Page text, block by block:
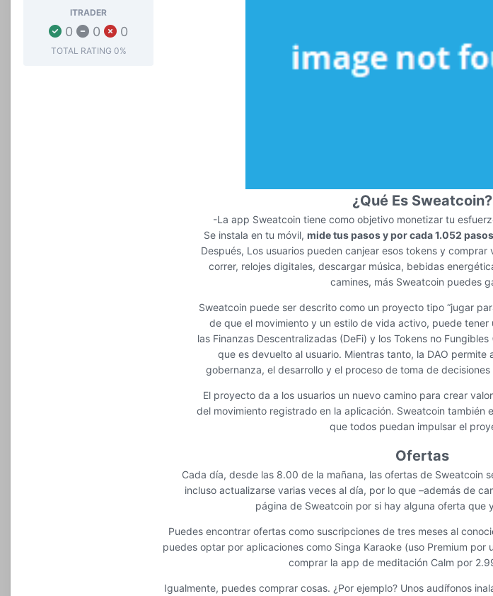
ITRADER
0 0 0
TOTAL RATING 0%
¿Qué Es Sweatcoin?
-La app Sweatcoin tiene como objetivo monetizar tu
Se instala en tu móvil, mide tus pasos y por cada 1.052
Después, Los usuarios pueden canjear esos tokens y
correr, relojes digitales, descargar música, bebidas
camines, más Sweatcoin puedes
Sweatcoin puede ser descrito como un proyecto tipo “jugar
de que el movimiento y un estilo de vida activo, puede tener
las Finanzas Descentralizadas (DeFi) y los Tokens no
que es devuelto al usuario. Mientras tanto, la DAO permite
gobernanza, el desarrollo y el proceso de toma de
El proyecto da a los usuarios un nuevo camino para crear
del movimiento registrado en la aplicación. Sweatcoin también
que todos puedan impulsar el
Ofertas
Cada día, desde las 8.00 de la mañana, las ofertas de Sweatcoin
incluso actualizarse varias veces al día, por lo que –además de
página de Sweatcoin por si hay alguna oferta que
Puedes encontrar ofertas como suscripciones de tres meses al
puedes optar por aplicaciones como Singa Karaoke (uso Premium
comprar la app de meditación Calm por
Igualmente, puedes comprar cosas. ¿Por ejemplo? Unos audífonos